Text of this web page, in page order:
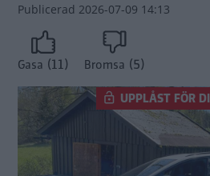
Publicerad 2026-07-09 14:13
Gasa (11) Bromsa (5)
UPPLÅST FÖR